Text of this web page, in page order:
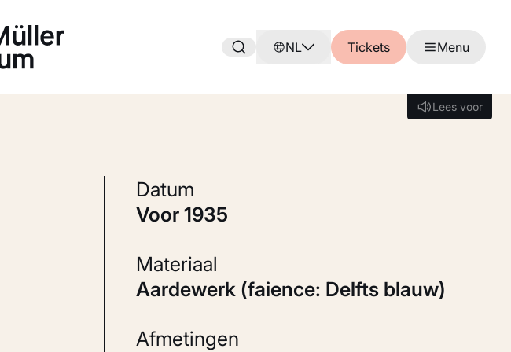
NL Tickets Menu
Lees voor
Lees voor
Datum
voor 1935
Materiaal
Aardewerk (faience: Delfts blauw)
Afmetingen